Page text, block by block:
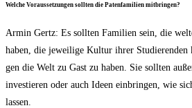
Wel­che Vor­aus­set­zun­gen soll­ten die Paten­fa­mi­li­en mitbringen?
Armin Gertz: Es soll­ten Fami­li­en sein, die
haben, die jewei­li­ge Kul­tur ihrer Stu­die­ren­den
gen die Welt zu Gast zu haben. Sie soll­ten
inves­tie­ren oder auch Ideen ein­brin­gen, wie
lassen.